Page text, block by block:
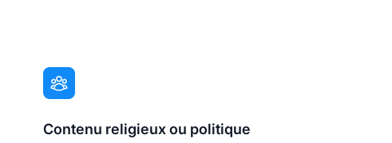
Contenu religieux ou politique